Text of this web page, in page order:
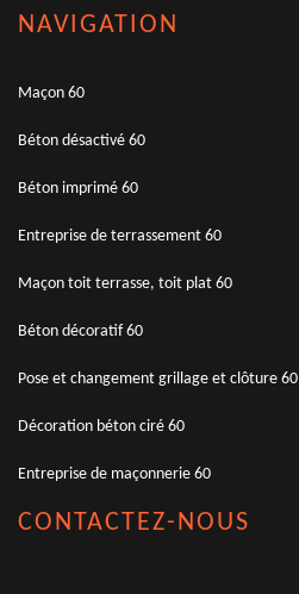
NAVIGATION
Maçon 60
Béton désactivé 60
Béton imprimé 60
Entreprise de terrassement 60
Maçon toit terrasse, toit plat 60
Béton décoratif 60
Pose et changement grillage et clôture 60
Décoration béton ciré 60
Entreprise de maçonnerie 60
CONTACTEZ-NOUS